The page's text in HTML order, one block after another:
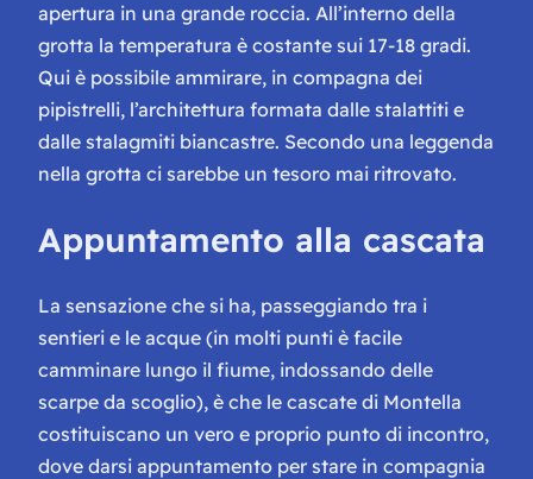
apertura in una grande roccia. All’interno della
grotta la temperatura è costante sui 17-18 gradi.
Qui è possibile ammirare, in compagna dei
pipistrelli, l’architettura formata dalle stalattiti e
dalle stalagmiti biancastre. Secondo una leggenda
nella grotta ci sarebbe un tesoro mai ritrovato.
Appuntamento alla cascata
La sensazione che si ha, passeggiando tra i
sentieri e le acque (in molti punti è facile
camminare lungo il fiume, indossando delle
scarpe da scoglio), è che le cascate di Montella
costituiscano un vero e proprio punto di incontro,
dove darsi appuntamento per stare in compagnia